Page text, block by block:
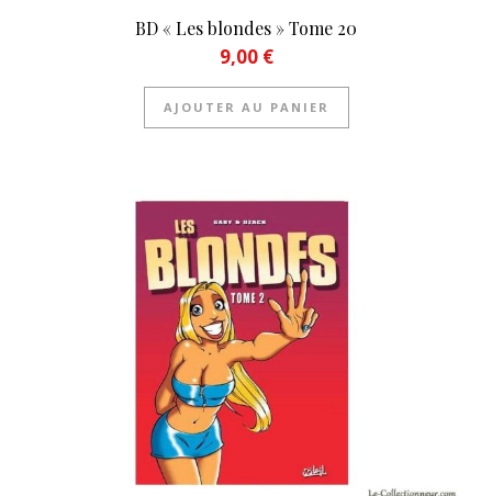
BD « Les blondes » Tome 20
9,00 €
AJOUTER AU PANIER